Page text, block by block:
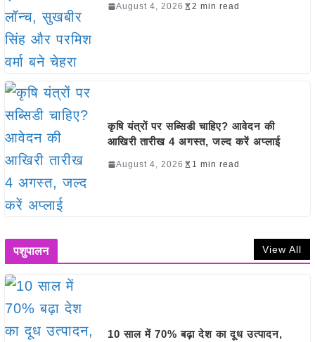
August 4, 2026 2 min read
कृषि यंत्रों पर सब्सिडी चाहिए? आवेदन की
आखिरी तारीख 4 अगस्त, जल्द करें अप्लाई
August 4, 2026 1 min read
पशुपालन View All
10 साल में 70% बढ़ा देश का दूध उत्पादन,